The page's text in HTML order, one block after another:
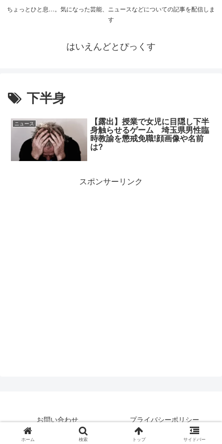
ちょっとひと息…。気になった芸能、ニュースなどについての記事を配信しま
す
はいえんどとぴっくす
下半身
ニュース 【露出】授業で女児に目隠し下半
身触らせるゲーム 埼玉県男性臨
時教諭を懲戒免職!顔画像や名前
は?
スポンサーリンク
お問い合わせ
プライバシーポリシー
© 2019 はいえんどとぴっくす.
ホーム 検索 トップ サイドバー